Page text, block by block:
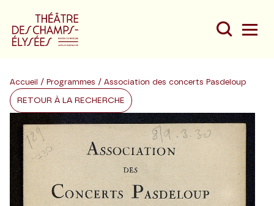
Du
Au
Accueil / Programmes / Association des concerts Pasdeloup
RETOUR À LA RECHERCHE